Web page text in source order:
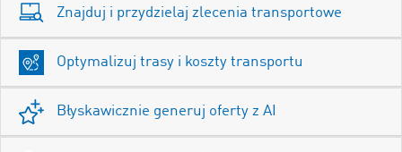
Znajduj i przydzielaj zlecenia transportowe
Optymalizuj trasy i koszty transportu
Błyskawicznie generuj oferty z AI